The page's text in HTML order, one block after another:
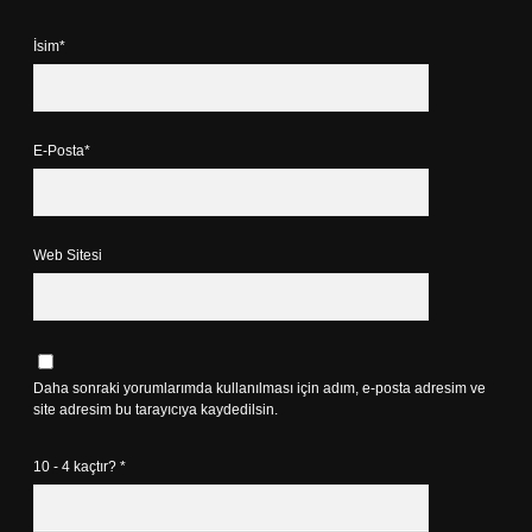
İsim*
E-Posta*
Web Sitesi
Daha sonraki yorumlarımda kullanılması için adım, e-posta adresim ve
site adresim bu tarayıcıya kaydedilsin.
10 - 4 kaçtır? *